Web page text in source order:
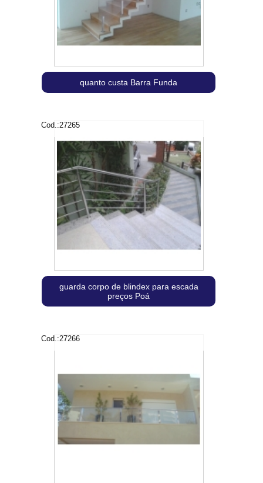
quanto custa Barra Funda
Cod.:27265
guarda corpo de blindex para escada
preços Poá
Cod.:27266